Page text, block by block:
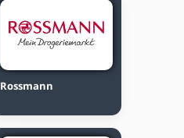
Rossmann